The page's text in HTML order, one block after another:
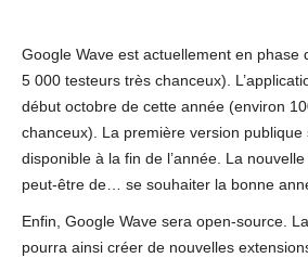
Google Wave est actuellement en phase
5 000 testeurs très chanceux).
début octobre de cette année (environ
chanceux). La première version
disponible à la fin de l’année. La
peut-être de… se souhaiter la bonne
Enfin, Google Wave sera open-source.
pourra ainsi créer de nouvelles